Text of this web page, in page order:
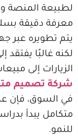
ومتطلباتها
بسلوك
عبر جهة غير
يفتقد إلى
مبيعات. أما
متاجر
فإن عملية
بدراسة النشاط